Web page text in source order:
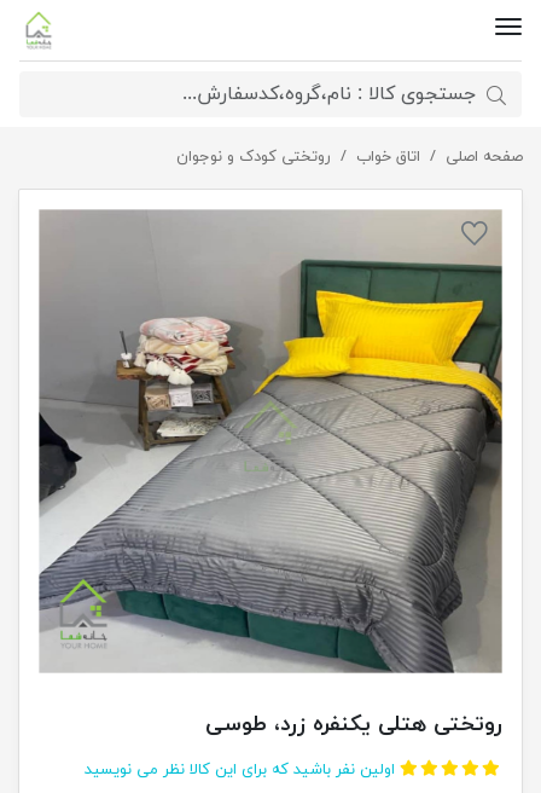
صفحه اصلی اتاق خواب روتختی کودک و نوجوانروتختی هتلی یکنفره زرد، طوسی
روتختی هتلی یکنفره زرد، طوسی
اولین نفر باشید که برای این کالا نظر می نویسید